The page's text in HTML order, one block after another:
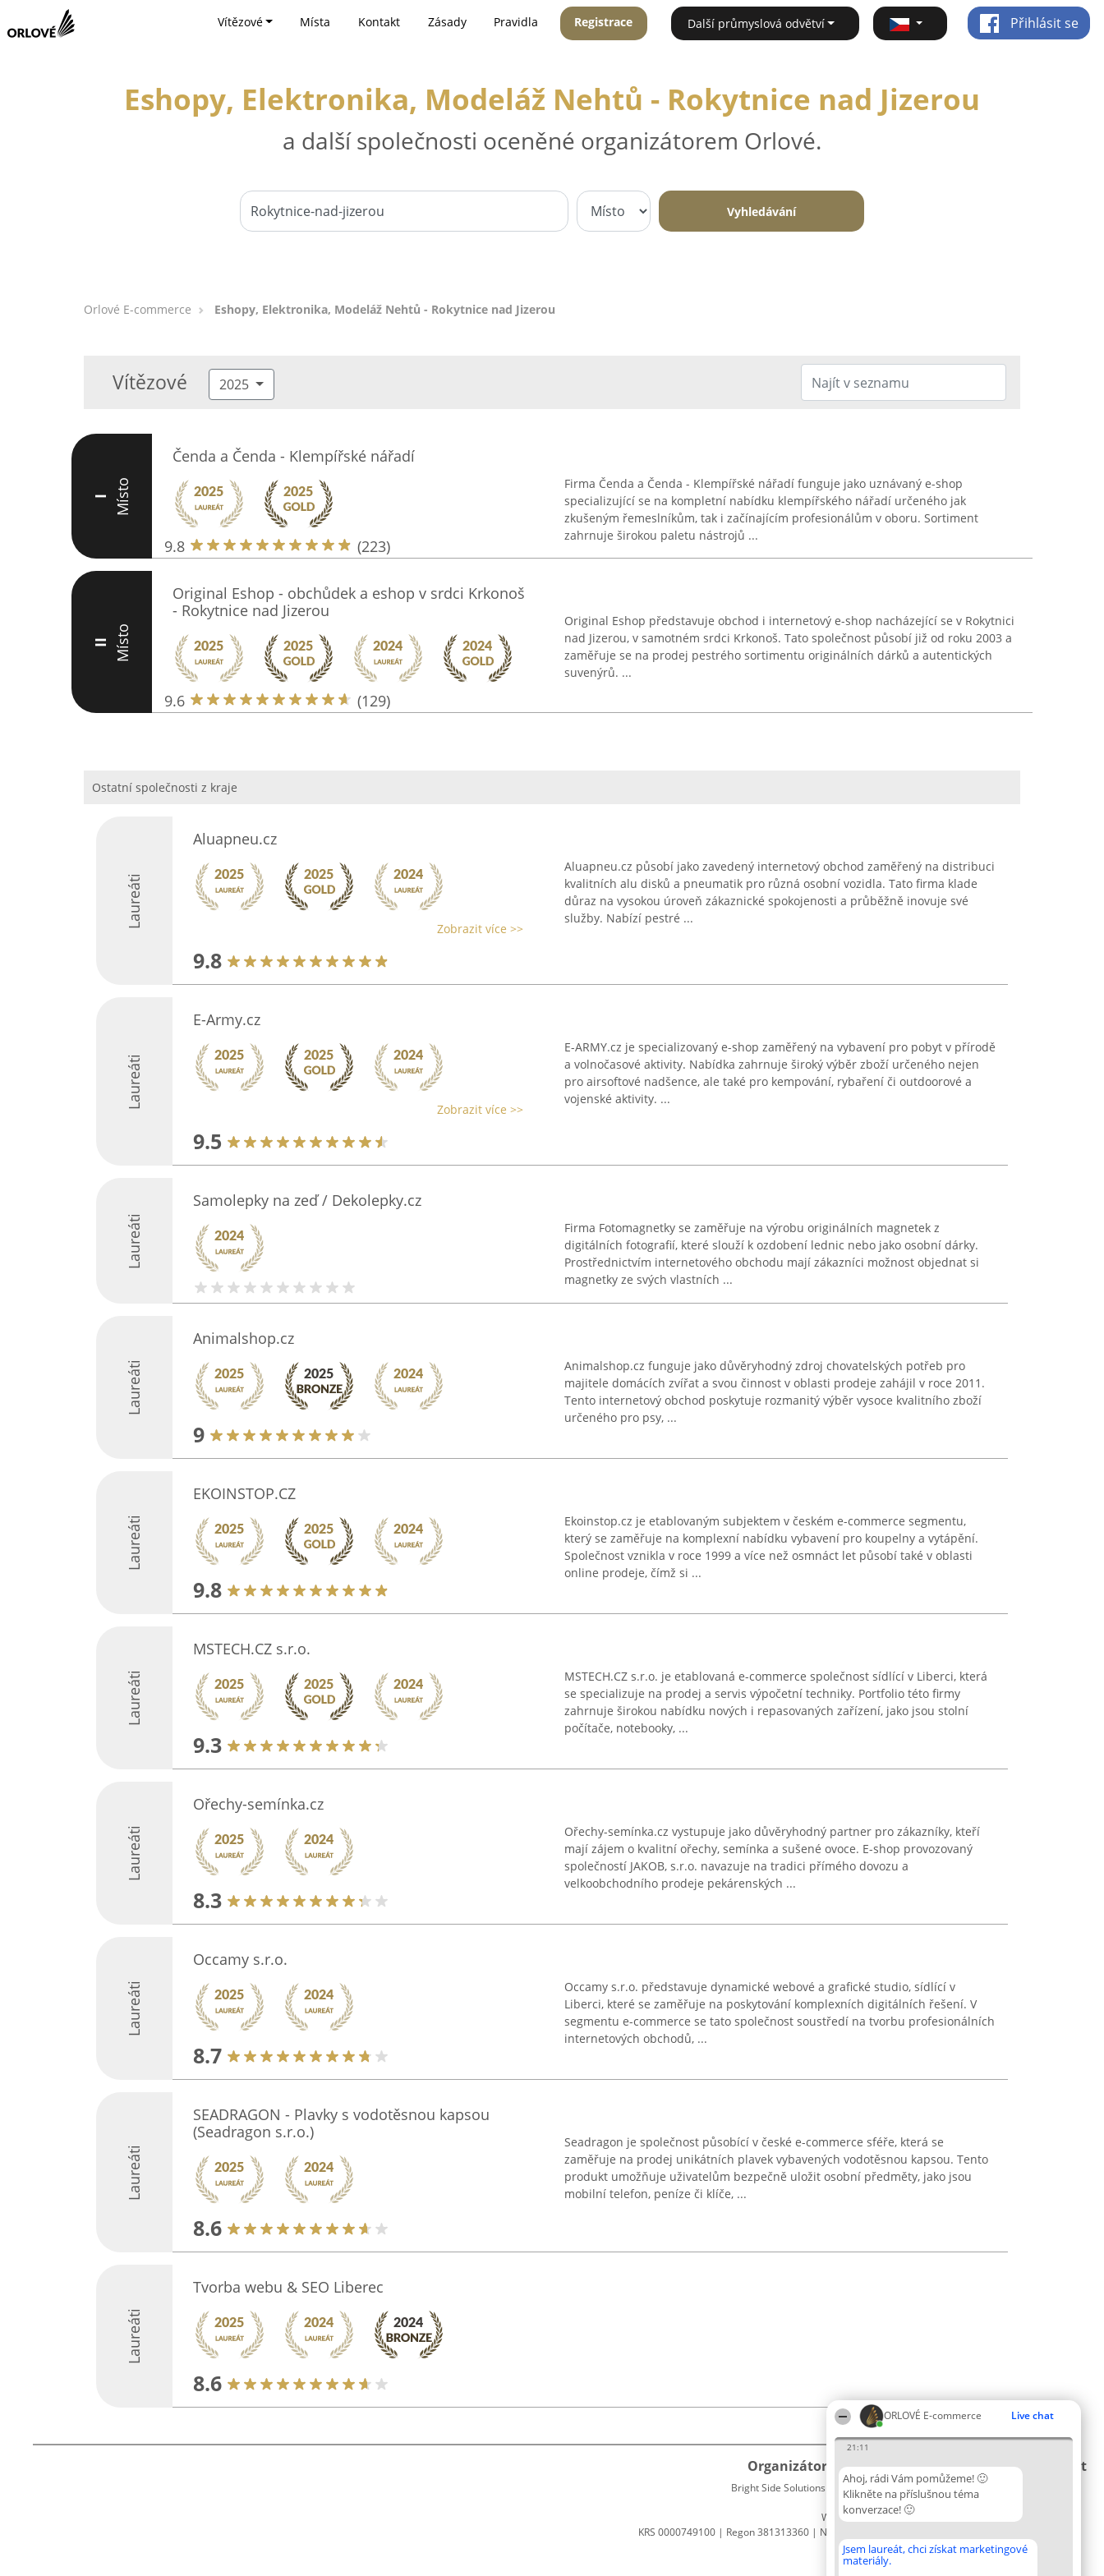
ORLOVÉ E-commerce Live chat
21:11
Ahoj, rádi Vám pomůžeme! 🙂
Klikněte na příslušnou téma
konverzace! 🙂
Jsem laureát, chci získat marketingové
materiály.
Vítězové Místa Kontakt Zásady Pravidla Registrace Další průmyslová odvětví Přihlásit se
Eshopy, Elektronika, Modeláž Nehtů - Rokytnice nad Jizerou
a další společnosti oceněné organizátorem Orlové.
Vyhledávání
Orlové E-commerce Eshopy, Elektronika, Modeláž Nehtů - Rokytnice nad Jizerou
Vítězové 2025
I Místo
Čenda a Čenda - Klempířské nářadí
9.8 (223)
Firma Čenda a Čenda - Klempířské nářadí funguje jako uznávaný e-shop
specializující se na kompletní nabídku klempířského nářadí určeného jak
zkušeným řemeslníkům, tak i začínajícím profesionálům v oboru. Sortiment
zahrnuje širokou paletu nástrojů ...
II Místo
Original Eshop - obchůdek a eshop v srdci Krkonoš
- Rokytnice nad Jizerou
9.6 (129)
Original Eshop představuje obchod i internetový e-shop nacházející se v Rokytnici
nad Jizerou, v samotném srdci Krkonoš. Tato společnost působí již od roku 2003 a
zaměřuje se na prodej pestrého sortimentu originálních dárků a autentických
suvenýrů. ...
Ostatní společnosti z kraje
Laureáti
Aluapneu.cz
Zobrazit více >>
9.8
Aluapneu.cz působí jako zavedený internetový obchod zaměřený na distribuci
kvalitních alu disků a pneumatik pro různá osobní vozidla. Tato firma klade
důraz na vysokou úroveň zákaznické spokojenosti a průběžně inovuje své
služby. Nabízí pestré ...
Laureáti
E-Army.cz
Zobrazit více >>
9.5
E-ARMY.cz je specializovaný e-shop zaměřený na vybavení pro pobyt v přírodě
a volnočasové aktivity. Nabídka zahrnuje široký výběr zboží určeného nejen
pro airsoftové nadšence, ale také pro kempování, rybaření či outdoorové a
vojenské aktivity. ...
Laureáti
Samolepky na zeď / Dekolepky.cz
Firma Fotomagnetky se zaměřuje na výrobu originálních magnetek z
digitálních fotografií, které slouží k ozdobení lednic nebo jako osobní dárky.
Prostřednictvím internetového obchodu mají zákazníci možnost objednat si
magnetky ze svých vlastních ...
Laureáti
Animalshop.cz
9
Animalshop.cz funguje jako důvěryhodný zdroj chovatelských potřeb pro
majitele domácích zvířat a svou činnost v oblasti prodeje zahájil v roce 2011.
Tento internetový obchod poskytuje rozmanitý výběr vysoce kvalitního zboží
určeného pro psy, ...
Laureáti
EKOINSTOP.CZ
9.8
Ekoinstop.cz je etablovaným subjektem v českém e-commerce segmentu,
který se zaměřuje na komplexní nabídku vybavení pro koupelny a vytápění.
Společnost vznikla v roce 1999 a více než osmnáct let působí také v oblasti
online prodeje, čímž si ...
Laureáti
MSTECH.CZ s.r.o.
9.3
MSTECH.CZ s.r.o. je etablovaná e-commerce společnost sídlící v Liberci, která
se specializuje na prodej a servis výpočetní techniky. Portfolio této firmy
zahrnuje širokou nabídku nových i repasovaných zařízení, jako jsou stolní
počítače, notebooky, ...
Laureáti
Ořechy-semínka.cz
8.3
Ořechy-semínka.cz vystupuje jako důvěryhodný partner pro zákazníky, kteří
mají zájem o kvalitní ořechy, semínka a sušené ovoce. E-shop provozovaný
společností JAKOB, s.r.o. navazuje na tradici přímého dovozu a
velkoobchodního prodeje pekárenských ...
Laureáti
Occamy s.r.o.
8.7
Occamy s.r.o. představuje dynamické webové a grafické studio, sídlící v
Liberci, které se zaměřuje na poskytování komplexních digitálních řešení. V
segmentu e-commerce se tato společnost soustředí na tvorbu profesionálních
internetových obchodů, ...
Laureáti
SEADRAGON - Plavky s vodotěsnou kapsou
(Seadragon s.r.o.)
8.6
Seadragon je společnost působící v české e-commerce sféře, která se
zaměřuje na prodej unikátních plavek vybavených vodotěsnou kapsou. Tento
produkt umožňuje uživatelům bezpečně uložit osobní předměty, jako jsou
mobilní telefon, peníze či klíče, ...
Laureáti
Tvorba webu & SEO Liberec
8.6
Organizátor hlasování
Bright Side Solutions sp. z o. o. sp. k.
ul. Ruska 22
Wrocław 50-079
KRS 0000749100 | Regon 381313360 | NIP 8943132676
Plebiscyt
Vítězové
Seznam
Zásady
Kontakt